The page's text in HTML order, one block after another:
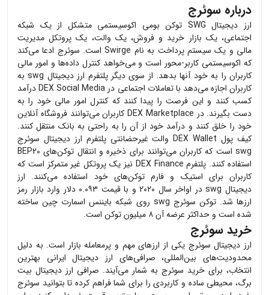
درباره سوئرج
ارز دیجیتال SWG توکن بومی اکوسیستمی متشکل از یک شبکه
اجتماعی، یک بازار خرید و فروش، یک والت، یک پروتکل مدیریت
مالی و یک سیستم پرداخت به نام Swirge است. سوئرج ادعا می‌کند
که اکوسیستمی کاربر-محور است و می‌خواهد کنترل داده‌ها و امور مالی
کاربران را به خود آنها بدهد. از سوی دیگر پلتفرم ارز دیجیتال swg به
کاربران اجازه می‌دهد با تعاملات اجتماعی در DEX Social Media درآمد
کسب کنند و این فرصت را پیدا کنند که کنترل امور مالی خود را به
دست بگیرند. در DEX Marketplace کاربران می‌توانند فروشگاه آنلاین
خود را خلق کنند و درآمد خود از آن را به راحتی به بانک منتقل کنند.
کیف پول DEX Wallet والت غیرحضانتی پلتفرم ارز دیجیتال سوئرج
swg است که کاربران می‌توانند برای ذخیره و انتقال توکن‌های BEP20
استفاده کنند. پلتفرم DEX Finance نیز یک پروتکل غیر متمرکز است که
کاربران برای استیک و فارم توکن‌های خود استفاده می‌کنند. ارز
دیجیتال swg در اواخر سال ۲۰۲۰ و با قیمت ۰.۰۹۳ دلار وارد بازار رمز
ارزها شد. توکن سوئرج swg روی شبکه بایننس اسمارت چین ساخته
شده است و حداکثر عرضه آن ۸ میلیون توکن است.
خرید سوئرج
ارز دیجیتال سوئرج یکی از ارزهای مهم و پرمعامله بازار است. به دلیل
محدودیت‌های بین‌المللی، صرافی‌های ارز دیجیتال ایرانی بهترین
انتخاب، برای خرید سوئرج به شمار می‌آیند. صرافی ارز دیجیتال بیت
برگ، محیطی ساده و کاربردی را برای شما فراهم کرده تا بتوانید سوئرج